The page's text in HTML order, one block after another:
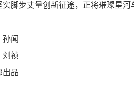
步丈量创新征途，正将璀璨星河
闻
祯
品